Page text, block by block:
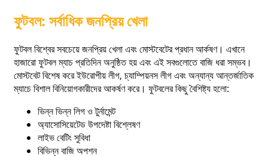
ফুটবল: সর্বাধিক জনপ্রিয় খেলা
ফুটবল বিশ্বের সবচেয়ে জনপ্রিয় খেলা এবং মোস্টবেটের প্রধান আর্কষণ। এখানে
হাজারো ফুটবল ম্যাচ প্রতিদিন অনুষ্ঠিত হয় এবং এই সবগুলোতে বাজি ধরা সম্ভব।
মোস্টবেট বিশেষ করে ইউরোপীয় লীগ, চ্যাম্পিয়নস লীগ এবং অন্যান্য আন্তর্জাতিক
ম্যাচে বিশাল বিনিয়োগকারীদের আকর্ষণ করে। ফুটবলের কিছু বৈশিষ্ট্য হলো:
ভিন্ন ভিন্ন লিগ ও টুর্নামেন্ট
অ্যাসোসিয়েটেড উপদেষ্টা বিশ্লেষণ
লাইভ বেটিং সুবিধা
বিভিন্ন বাজি অপশন